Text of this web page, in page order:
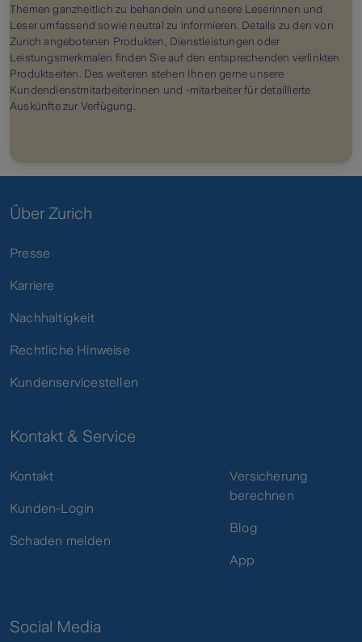
Themen ganzheitlich zu behandeln und unsere Leserinnen und
Leser umfassend sowie neutral zu informieren. Details zu den von
Zurich angebotenen Produkten, Dienstleistungen oder
Leistungsmerkmalen finden Sie auf den entsprechenden verlinkten
Produktseiten. Des weiteren stehen Ihnen gerne unsere
Kundendienstmitarbeiterinnen und -mitarbeiter für detaillierte
Auskünfte zur Verfügung.
Über Zurich
Presse
Karriere
Nachhaltigkeit
Rechtliche Hinweise
Kundenservicestellen
Kontakt & Service
Kontakt
Kunden-Login
Schaden melden
Versicherung
berechnen
Blog
App
Social Media